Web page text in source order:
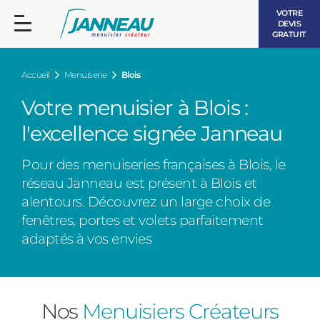
VOTRE
DEVIS
GRATUIT
Accueil Menuiserie Blois
Votre menuisier à Blois :
l'excellence signée Janneau
Pour des menuiseries françaises à Blois, le
réseau Janneau est présent à Blois et
alentours. Découvrez un large choix de
fenêtres, portes et volets parfaitement
adaptés à vos envies
Nos Menuisiers Créateurs
FENÊTRES ET PORTES-FENÊTRES
BOIS
BAIES VITRÉES
PORTES D’ENTRÉE
LES CONTEMPORAINES
LES INTEMPORELLES
LES LUMINEUSES
PERGOLAS